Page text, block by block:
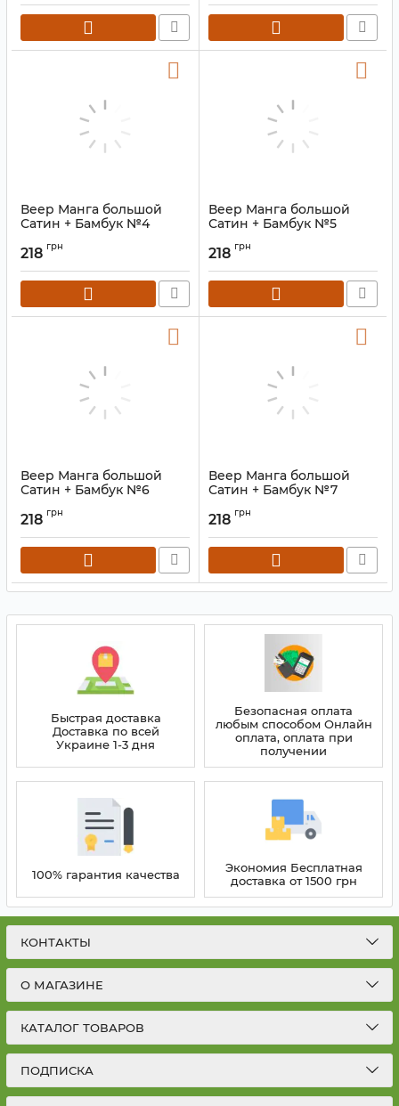
Веер Манга большой
Сатин + Бамбук №4
218 грн
Веер Манга большой
Сатин + Бамбук №5
218 грн
Веер Манга большой
Сатин + Бамбук №6
218 грн
Веер Манга большой
Сатин + Бамбук №7
218 грн
Быстрая доставка
Доставка по всей
Украине 1-3 дня
Безопасная оплата
любым способом Онлайн
оплата, оплата при
получении
100% гарантия качества
Экономия Бесплатная
доставка от 1500 грн
КОНТАКТЫ
О МАГАЗИНЕ
КАТАЛОГ ТОВАРОВ
ПОДПИСКА